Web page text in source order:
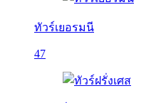
ทัวร์เยอรมนี
47